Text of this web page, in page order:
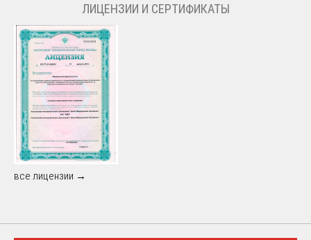
ЛИЦЕНЗИИ И СЕРТИФИКАТЫ
все лицензии →